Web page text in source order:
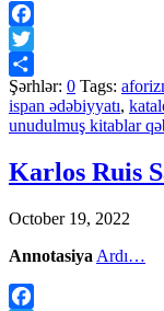
Facebook
Twitter
Share
Şərhlər: 0 Tags:
ispan ədəbiyyatı,
unudulmuş kitablar
Karlos Ruis
October 19, 2022
Annotasiya Ardı…